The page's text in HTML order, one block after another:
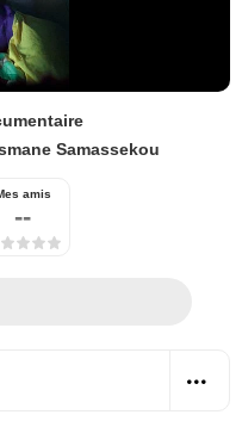
Samassekou
amis
--